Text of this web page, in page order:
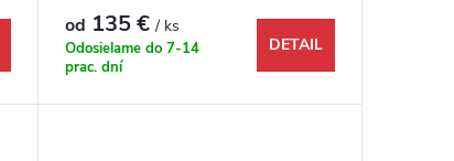
od 135 €/ ks
Odosielame do 7-14
prac. dní
DETAIL